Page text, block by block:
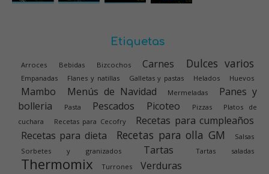
Etiquetas
Arroces Bebidas Bizcochos Carnes Dulces varios
Empanadas Flanes y natillas Galletas y pastas Helados Huevos
Mambo Menús de Navidad Mermeladas
Panes y
bolleria
Pasta Pescados Picoteo Pizzas
Platos de
cuchara
Recetas para Cecofry
Recetas para cumpleaños
Recetas para dieta
Recetas para olla GM
Salsas
Sorbetes y granizados
Tartas Tartas saladas
Thermomix Turrones Verduras